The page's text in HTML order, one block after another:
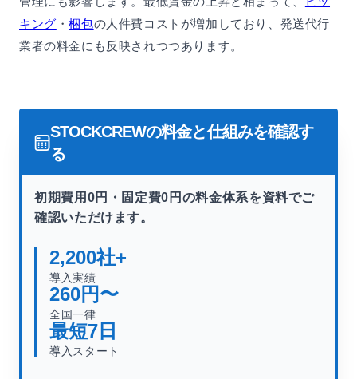
キング ・梱包の人件費コストが増加しており、発送代行
業者の料金にも反映されつつあります。
STOCKCREWの料金と仕組みを確認す
る
初期費用0円・固定費0円の料金体系を資料でご
確認いただけます。
2,200社+
導入実績
260円〜
全国一律
最短7 日
導入スタート